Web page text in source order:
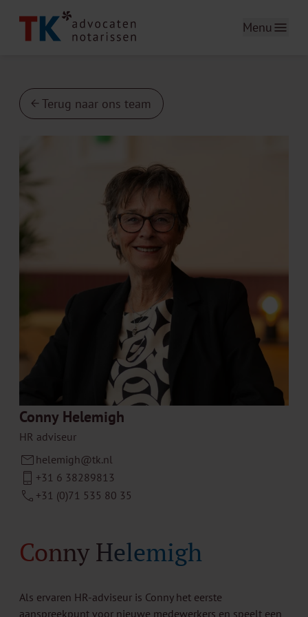
Menu
Terug naar ons team
Conny Helemigh
HR adviseur
helemigh@tk.nl
+31 6 38289813
+31 (0)71 535 80 35
Conny Helemigh
Als ervaren HR-adviseur is Conny het eerste
aanspreekpunt voor nieuwe medewerkers en speelt een